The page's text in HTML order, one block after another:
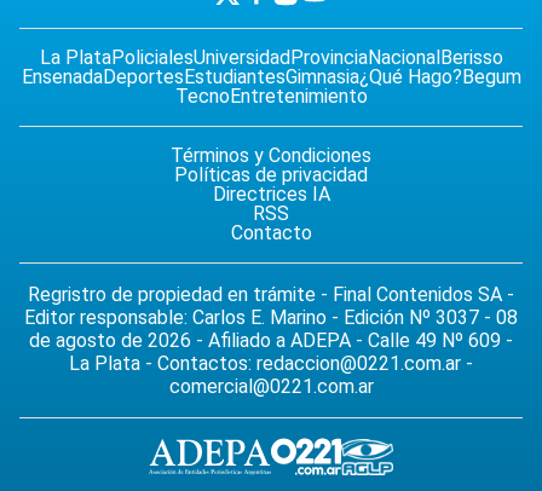
La PlataPolicialesUniversidadProvinciaNacionalBerisso
EnsenadaDeportesEstudiantesGimnasia¿Qué Hago?Begum
TecnoEntretenimiento
Términos y Condiciones
Políticas de privacidad
Directrices IA
RSS
Contacto
Regristro de propiedad en trámite - Final Contenidos SA -
Editor responsable: Carlos E. Marino - Edición Nº 3037 - 08
de agosto de 2026 - Afiliado a ADEPA - Calle 49 Nº 609 -
La Plata - Contactos: redaccion@0221.com.ar -
comercial@0221.com.ar